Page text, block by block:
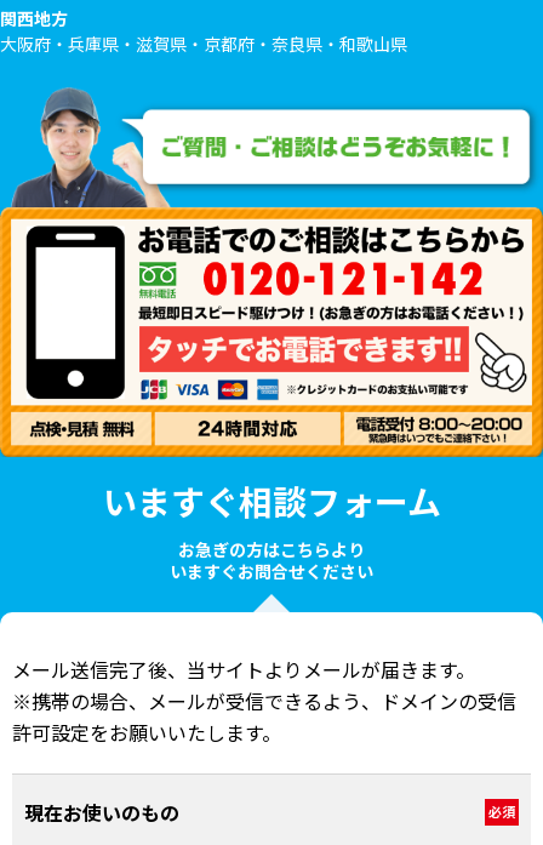
関西地方
大阪府・兵庫県・滋賀県・京都府・奈良県・和歌山県
いますぐ相談フォーム
お急ぎの方はこちらより
いますぐお問合せください
メール送信完了後、当サイトよりメールが届きます。
※携帯の場合、メールが受信できるよう、ドメインの受信
許可設定をお願いいたします。
現在お使いのもの 必須